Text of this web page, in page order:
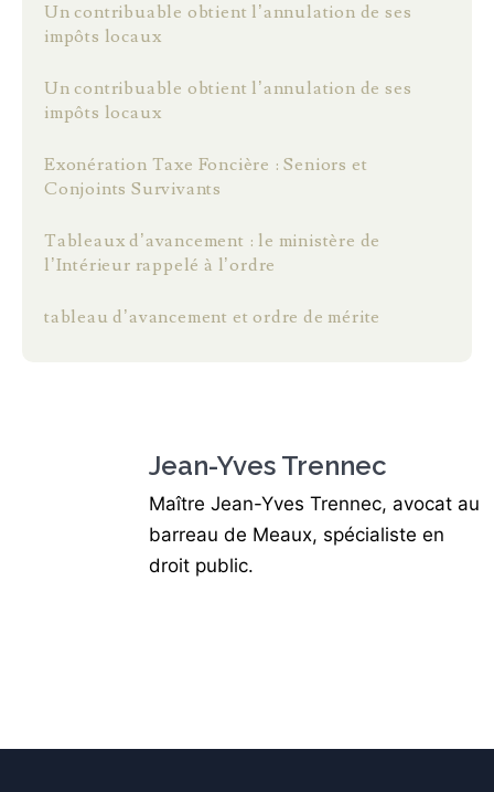
Un contribuable obtient l’annulation de ses
impôts locaux
Un contribuable obtient l’annulation de ses
impôts locaux
Exonération Taxe Foncière : Seniors et
Conjoints Survivants
Tableaux d’avancement : le ministère de
l’Intérieur rappelé à l’ordre
tableau d’avancement et ordre de mérite
Jean-Yves Trennec
Maître Jean-Yves Trennec, avocat au
barreau de Meaux, spécialiste en
droit public.